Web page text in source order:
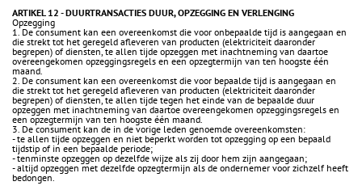
ARTIKEL 12 - DUURTRANSACTIES DUUR, OPZEGGING EN VERLENGING
Opzegging
1. De consument kan een overeenkomst die voor onbepaalde tijd is aangegaan en
die strekt tot het geregeld afleveren van producten (elektriciteit daaronder
begrepen) of diensten, te allen tijde opzeggen met inachtneming van daartoe
overeengekomen opzeggingsregels en een opzegtermijn van ten hoogste één
maand.
2. De consument kan een overeenkomst die voor bepaalde tijd is aangegaan en
die strekt tot het geregeld afleveren van producten (elektriciteit daaronder
begrepen) of diensten, te allen tijde tegen het einde van de bepaalde duur
opzeggen met inachtneming van daartoe overeengekomen opzeggingsregels en
een opzegtermijn van ten hoogste één maand.
3. De consument kan de in de vorige leden genoemde overeenkomsten:
- te allen tijde opzeggen en niet beperkt worden tot opzegging op een bepaald
tijdstip of in een bepaalde periode;
- tenminste opzeggen op dezelfde wijze als zij door hem zijn aangegaan;
- altijd opzeggen met dezelfde opzegtermijn als de ondernemer voor zichzelf heeft
bedongen.